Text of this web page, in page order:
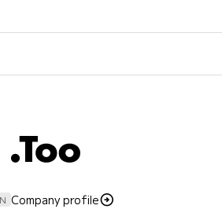
Company profile